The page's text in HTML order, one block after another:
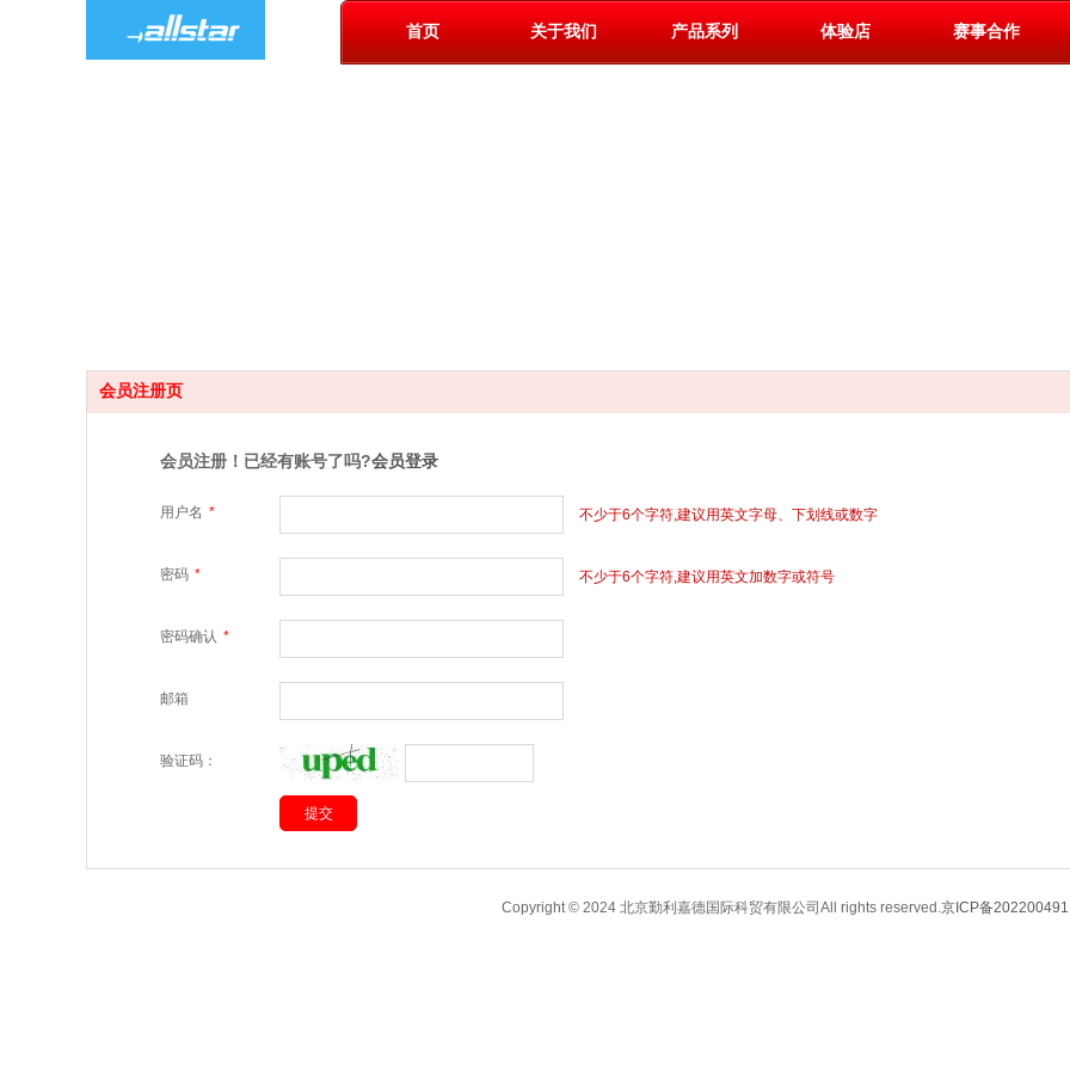
首页 关于我们 产品系列 体验店 赛事合作
会员注册页
会员注册！已经有账号了吗?会员登录
用户名 * 不少于6个字符,建议用英文字母、下划线或数字
密码 * 不少于6个字符,建议用英文加数字或符号
密码确认 *
邮箱
验证码：
Copyright © 2024 北京勤利嘉德国际科贸有限公司All rights reserved.京ICP备